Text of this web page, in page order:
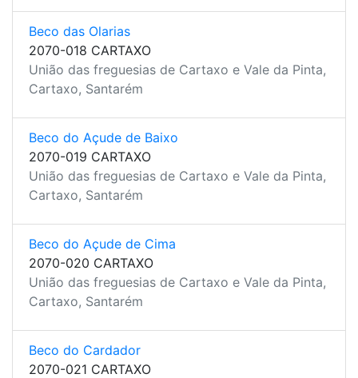
Beco das Olarias
2070-018 CARTAXO
União das freguesias de Cartaxo e Vale da Pinta,
Cartaxo, Santarém
Beco do Açude de Baixo
2070-019 CARTAXO
União das freguesias de Cartaxo e Vale da Pinta,
Cartaxo, Santarém
Beco do Açude de Cima
2070-020 CARTAXO
União das freguesias de Cartaxo e Vale da Pinta,
Cartaxo, Santarém
Beco do Cardador
2070-021 CARTAXO